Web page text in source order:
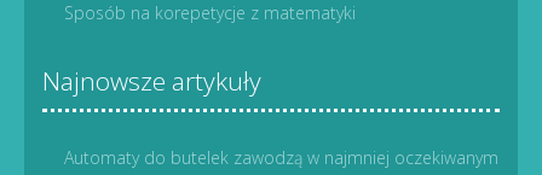
Sposób na korepetycje z matematyki
Najnowsze artykuły
Automaty do butelek zawodzą w najmniej oczekiwanym